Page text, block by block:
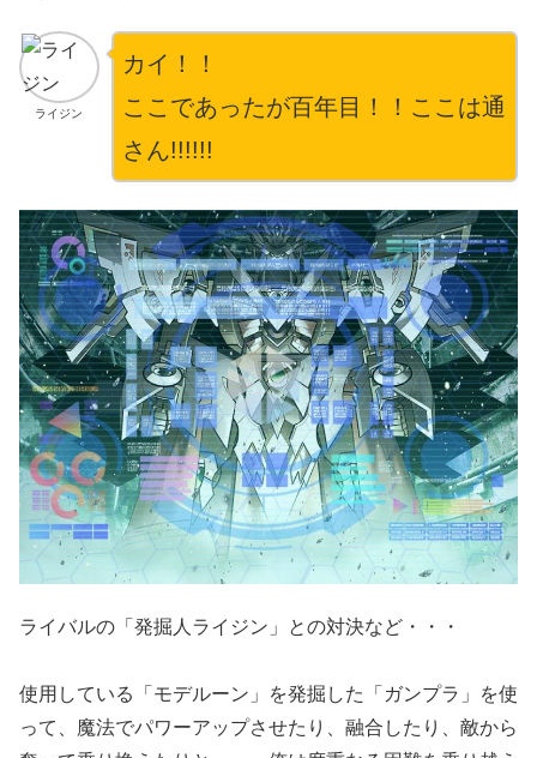
ライジン
カイ！！
ここであったが百年目！！ここは通
さん!!!!!!
ライバルの「発掘人ライジン」との対決など・・・
使用している「モデルーン」を発掘した「ガンプラ」を使
って、魔法でパワーアップさせたり、融合したり、敵から